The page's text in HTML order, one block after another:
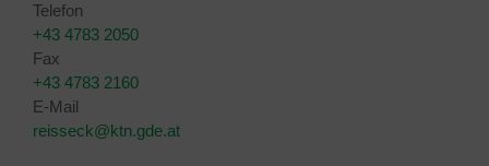
Telefon
+43 4783 2050
Fax
+43 4783 2160
E-Mail
reisseck@ktn.gde.at